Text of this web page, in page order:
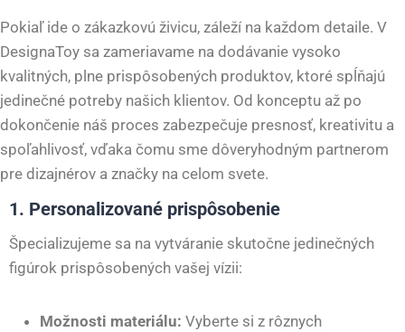
Pokiaľ ide o zákazkovú živicu, záleží na každom detaile. V
DesignaToy sa zameriavame na dodávanie vysoko
kvalitných, plne prispôsobených produktov, ktoré spĺňajú
jedinečné potreby našich klientov. Od konceptu až po
dokončenie náš proces zabezpečuje presnosť, kreativitu a
spoľahlivosť, vďaka čomu sme dôveryhodným partnerom
pre dizajnérov a značky na celom svete.
1. Personalizované prispôsobenie
Špecializujeme sa na vytváranie skutočne jedinečných
figúrok prispôsobených vašej vízii:
Možnosti materiálu: Vyberte si z rôznych